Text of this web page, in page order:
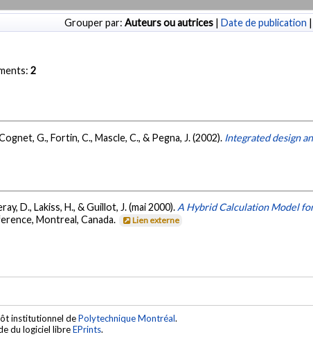
Grouper par: Auteurs ou autrices | Date de publication |
2
G., Fortin, C., Mascle, C., & Pegna, J. (2002). Integrated design
D., Lakiss, H., & Guillot, J. (mai 2000). A Hybrid Calculation Model
Montreal, Canada.
Lien externe
institutionnel dePolytechnique Montréal.
du logiciel libreEPrints.